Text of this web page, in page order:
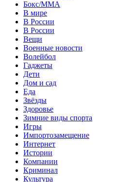
Бокс/MMA
В мире
В России
В России
Вещи
Военные новости
Волейбол
Гаджеты
Дети
Дом и сад
Еда
Звёзды
Здоровье
Зимние виды спорта
Игры
Импортозамещение
Интернет
Истории
Компании
Криминал
Культура